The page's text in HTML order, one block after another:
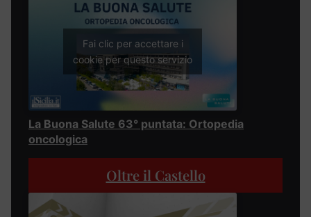
Fai clic per accettare i
cookie per questo servizio
La Buona Salute 63° puntata: Ortopedia
oncologica
Oltre il Castello